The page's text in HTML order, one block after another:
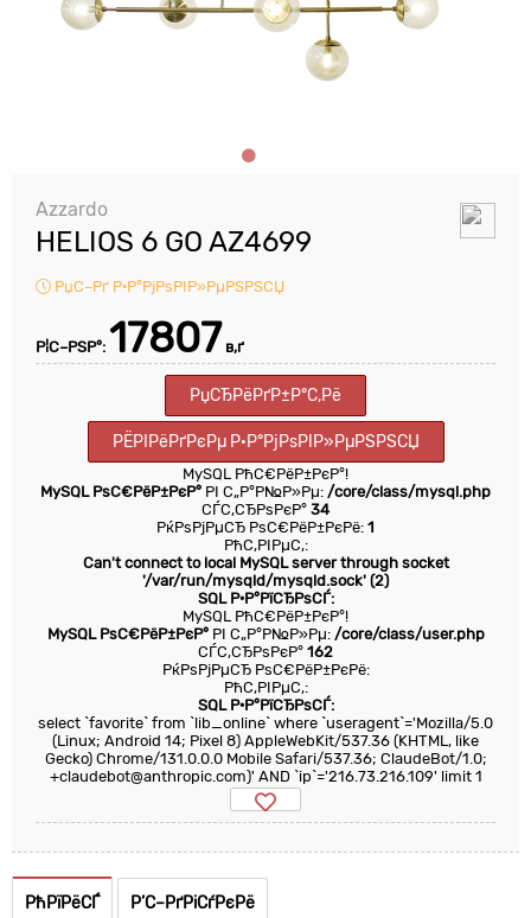
Azzardo
HELIOS 6 GO AZ4699
РџС–Рґ Р·Р°РјРѕРІР»РµРЅРЅСЏ
Р¦С–РЅР°: 17807 в‚ґ
РџСЂРёРґР±Р°С‚Рё
РЁРІРёРґРєРµ Р·Р°РјРѕРІР»РµРЅРЅСЏ
MySQL РћС€РёР±РєР°!
MySQL РѕС€РёР±РєР° РІ С„Р°Р№Р»Рµ: /core/class/mysql.php
СЃС‚СЂРѕРєР° 34
РќРѕРјРµСЂ РѕС€РёР±РєРё: 1
РћС‚РІРµС‚:
Can't connect to local MySQL server through socket
'/var/run/mysqld/mysqld.sock' (2)
SQL Р·Р°РїСЂРѕСЃ:
MySQL РћС€РёР±РєР°!
MySQL РѕС€РёР±РєР°РІ С„Р°Р№Р»Рµ: /core/class/user.php
СЃС‚СЂРѕРєР° 162
РќРѕРјРµСЂ РѕС€РёР±РєРё:
РћС‚РІРµС‚:
SQL Р·Р°РїСЂРѕСЃ:
select `favorite` from `lib_online` where `useragent`='Mozilla/5.0
(Linux; Android 14; Pixel 8) AppleWebKit/537.36 (KHTML, like
Gecko) Chrome/131.0.0.0 Mobile Safari/537.36; ClaudeBot/1.0;
+claudebot@anthropic.com)' AND `ip`='216.73.216.109' limit 1
РћРїРёСЃ Р’С–РґРіСѓРєРё